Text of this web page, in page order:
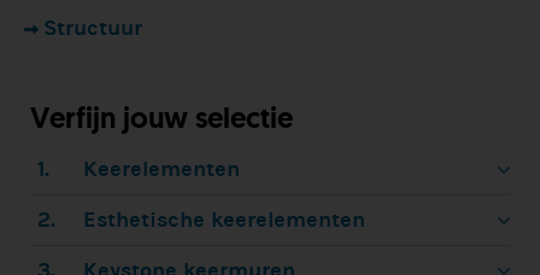
Structuur
Verfijn jouw selectie
1.
Keerelementen
2.
Esthetische keerelementen